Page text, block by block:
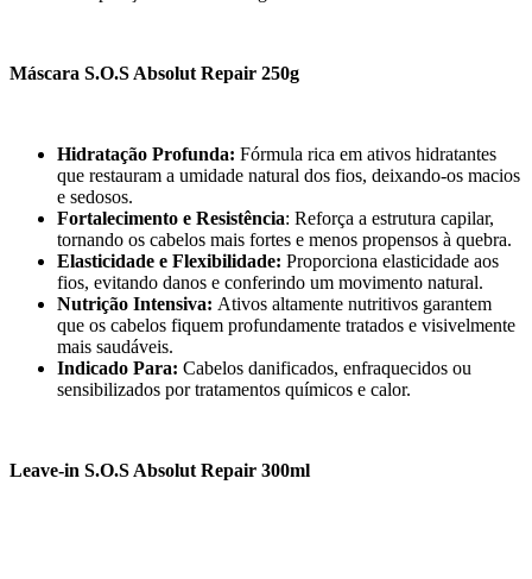
Máscara S.O.S Absolut Repair 250g
Hidratação Profunda: Fórmula rica em ativos hidratantes
que restauram a umidade natural dos fios, deixando-os macios
e sedosos.
Fortalecimento e Resistência: Reforça a estrutura capilar,
tornando os cabelos mais fortes e menos propensos à quebra.
Elasticidade e Flexibilidade: Proporciona elasticidade aos
fios, evitando danos e conferindo um movimento natural.
Nutrição Intensiva: Ativos altamente nutritivos garantem
que os cabelos fiquem profundamente tratados e visivelmente
mais saudáveis.
Indicado Para: Cabelos danificados, enfraquecidos ou
sensibilizados por tratamentos químicos e calor.
Leave-in S.O.S Absolut Repair 300ml